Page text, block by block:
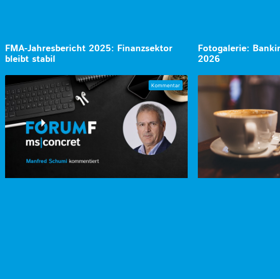
FMA-Jahresbericht 2025: Finanzsektor
bleibt stabil
Fotogalerie:
2026